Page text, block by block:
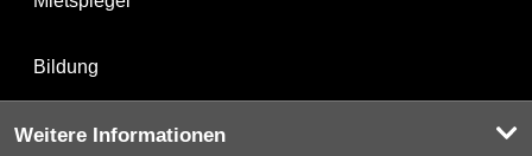
Bildung
Weitere Informationen